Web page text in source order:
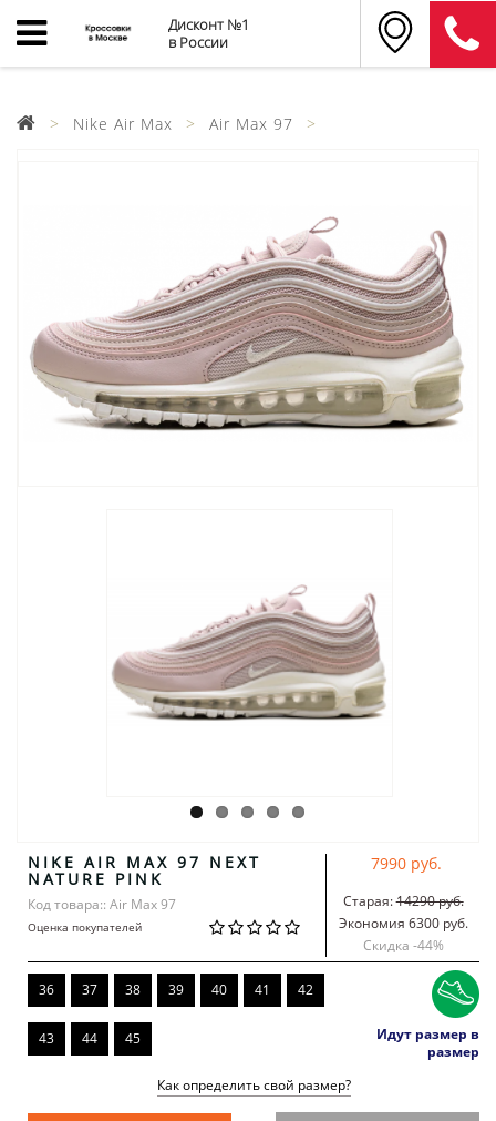
Дисконт №1
в России
Nike Air Max Air Max 97
NIKE AIR MAX 97 NEXT
NATURE PINK
Код товара:: Air Max 97
Оценка покупателей
7990 руб.
Старая:14290 руб.
Экономия 6300 руб.
Скидка -44%
36 37 38 39 40 41 42
43 44 45
Идут размер в
размер
Как определить свой размер?